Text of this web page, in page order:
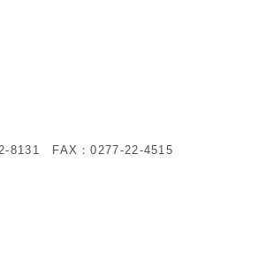
8131 FAX：0277-22-4515